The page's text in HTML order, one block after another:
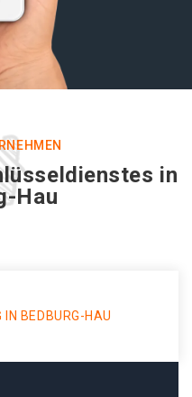
in
Hau
IN BEDBURG-HAU